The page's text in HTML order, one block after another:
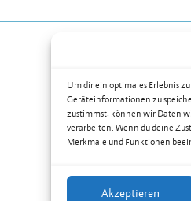
Um dir ein optimales Erlebnis
Geräteinformationen zu
zustimmst, können wir Daten
verarbeiten. Wenn du deine
Merkmale und Funktionen
Akzeptieren